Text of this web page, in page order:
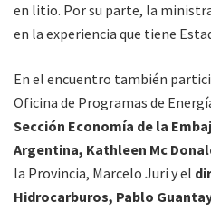
en litio. Por su parte, la
en la experiencia que tiene
En el encuentro también
Oficina de Programas de
Sección Economía de la
Argentina, Kathleen Mc
la Provincia, Marcelo Juri y el
Hidrocarburos, Pablo